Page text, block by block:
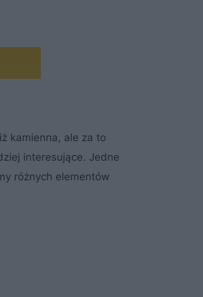
kamienna, ale za to
interesujące. Jedne
różnych elementów